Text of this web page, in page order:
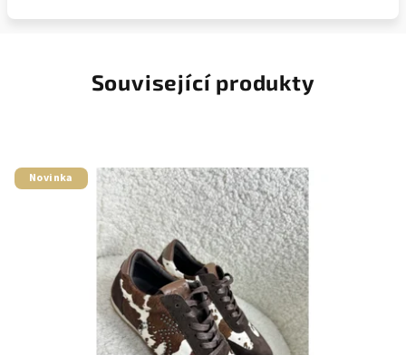
Související produkty
Novinka